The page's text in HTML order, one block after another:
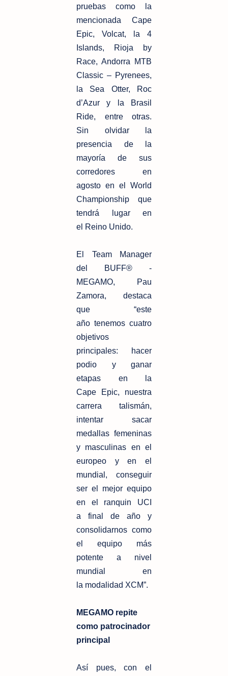
pruebas como la
mencionada Cape
Epic, Volcat, la 4
Islands, Rioja by
Race, Andorra MTB
Classic – Pyrenees,
la Sea Otter,
Roc
d’Azur y la Brasil
Ride, entre otras.
Sin olvidar la
presencia de la
mayoría de sus
corredores en
agosto en el World
Championship que
tendrá lugar en
el Reino Unido.
El Team Manager
del BUFF® -
MEGAMO, Pau
Zamora, destaca
que “este
año tenemos cuatro
objetivos
principales: hacer
podio y ganar
etapas en la
Cape
Epic, nuestra
carrera talismán,
intentar sacar
medallas femeninas
y masculinas en el
europeo y en el
mundial, conseguir
ser el mejor equipo
en el ranquin UCI
a final de año y
consolidarnos como
el equipo más
potente a nivel
mundial en
la modalidad XCM”.
MEGAMO repite
como patrocinador
principal
Así pues, con el